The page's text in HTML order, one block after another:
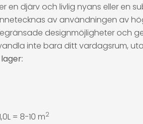
en djärv och livlig nyans eller en
av användningen av
designmöjligheter och
inte bara ditt vardagsrum,
= 8-10 m2